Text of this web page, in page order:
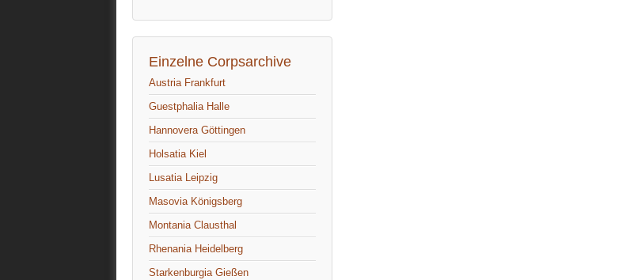
Einzelne Corpsarchive
Austria Frankfurt
Guestphalia Halle
Hannovera Göttingen
Holsatia Kiel
Lusatia Leipzig
Masovia Königsberg
Montania Clausthal
Rhenania Heidelberg
Starkenburgia Gießen